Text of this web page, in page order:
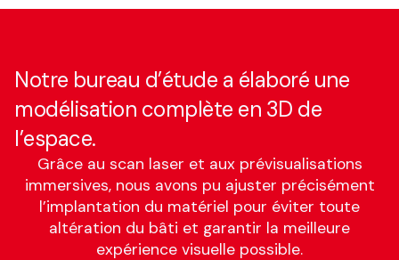
Notre bureau d’étude a élaboré une
modélisation complète en 3D de
l’espace.
Grâce au scan laser et aux prévisualisations
immersives, nous avons pu ajuster précisément
l’implantation du matériel pour éviter toute
altération du bâti et garantir la meilleure
expérience visuelle possible.